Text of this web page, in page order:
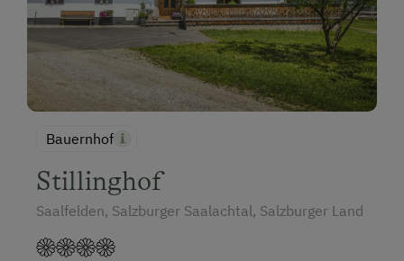
Bauernhof
Stillinghof
Saalfelden, Salzburger Saalachtal, Salzburger Land